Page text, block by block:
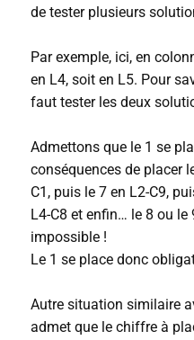
de tester plusieurs
Par exemple, ici, en
en L4, soit en L5. Pour
faut tester les deux
Admettons que le 1 se
conséquences de placer
C1, puis le 7 en L2-C9,
L4-C8 et enfin… le 8 ou le
impossible !
Le 1 se place donc
Autre situation similaire
admet que le chiffre à